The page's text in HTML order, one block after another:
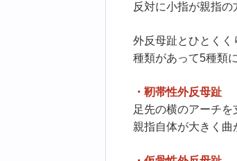
反対に小指が親指の
外反母趾とひとくく
種類があって5種類
・靭帯性外反母趾
足先の横のアーチを
親指自体が大きく曲